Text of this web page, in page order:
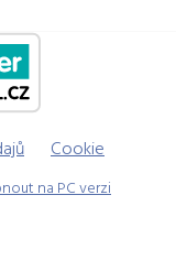
Cookie
na PC verzi